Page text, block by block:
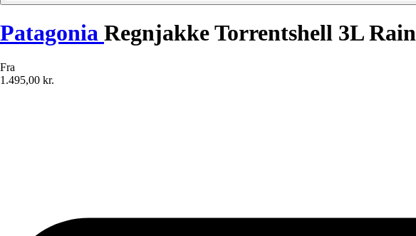
Patagonia Regnjakke Torrentshell 3L Rain
Fra
1.495,00 kr.